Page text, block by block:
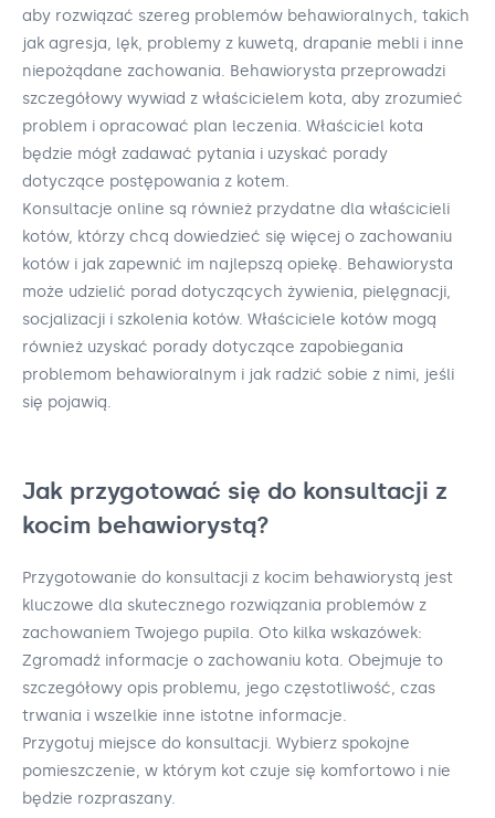
aby rozwiązać szereg problemów behawioralnych, takich
jak agresja, lęk, problemy z kuwetą, drapanie mebli i inne
niepożądane zachowania. Behawiorysta przeprowadzi
szczegółowy wywiad z właścicielem kota, aby zrozumieć
problem i opracować plan leczenia. Właściciel kota
będzie mógł zadawać pytania i uzyskać porady
dotyczące postępowania z kotem.
Konsultacje online są również przydatne dla właścicieli
kotów, którzy chcą dowiedzieć się więcej o zachowaniu
kotów i jak zapewnić im najlepszą opiekę. Behawiorysta
może udzielić porad dotyczących żywienia, pielęgnacji,
socjalizacji i szkolenia kotów. Właściciele kotów mogą
również uzyskać porady dotyczące zapobiegania
problemom behawioralnym i jak radzić sobie z nimi, jeśli
się pojawią.
Jak przygotować się do konsultacji z
kocim behawiorystą?
Przygotowanie do konsultacji z kocim behawiorystą jest
kluczowe dla skutecznego rozwiązania problemów z
zachowaniem Twojego pupila. Oto kilka wskazówek:
Zgromadź informacje o zachowaniu kota. Obejmuje to
szczegółowy opis problemu, jego częstotliwość, czas
trwania i wszelkie inne istotne informacje.
Przygotuj miejsce do konsultacji. Wybierz spokojne
pomieszczenie, w którym kot czuje się komfortowo i nie
będzie rozpraszany.